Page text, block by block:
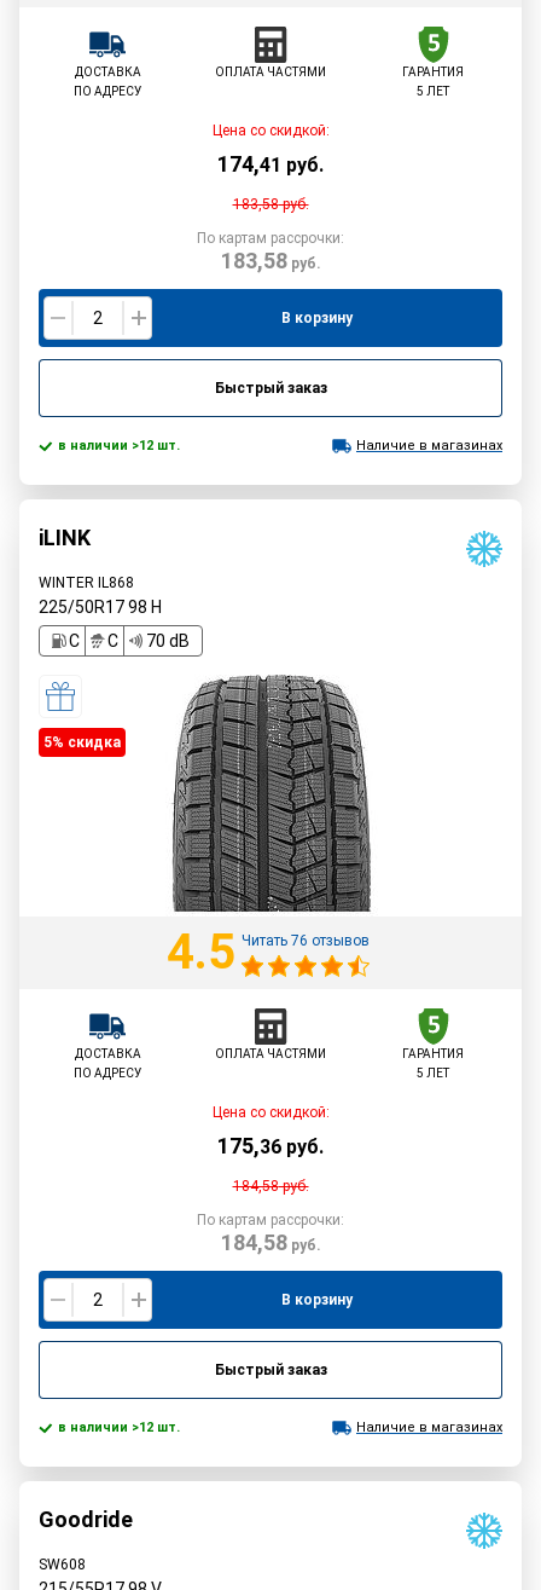
ДОСТАВКА
ПО АДРЕСУ
ОПЛАТА ЧАСТЯМИ
ГАРАНТИЯ
5 ЛЕТ
Цена со скидкой:
174,41 руб.
183,58руб.
По картам рассрочки:
183,58руб.
В корзину
Быстрый заказ
в наличии >12 шт. Наличие в магазинах
iLINK
WINTER IL868
225/50R1798 H
C
C 70 dB
5% cкидка
4.5 Читать 76 отзывов
ДОСТАВКА
ПО АДРЕСУ
ОПЛАТА ЧАСТЯМИ
ГАРАНТИЯ
5 ЛЕТ
Цена со скидкой:
175,36 руб.
184,58руб.
По картам рассрочки:
184,58руб.
В корзину
Быстрый заказ
в наличии >12 шт. Наличие в магазинах
Goodride
SW608